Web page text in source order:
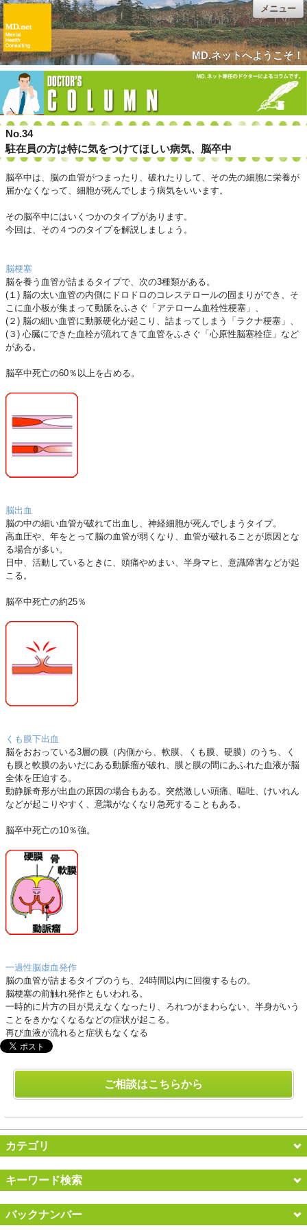
MD.ネットへようこそ！
メニュー
No.34
駐在員の方は特に気をつけてほしい病気、脳卒中
脳卒中は、脳の血管がつまったり、破れたりして、その先の細胞に栄養が
届かなくなって、細胞が死んでしまう病気をいいます。
その脳卒中にはいくつかのタイプがあります。
今回は、その４つのタイプを解説しましょう。
脳梗塞
脳を養う血管が詰まるタイプで、次の3種類がある。
(１) 脳の太い血管の内側にドロドロのコレステロールの固まりができ、そ
こに血小板が集まって動脈をふさぐ「アテローム血栓性梗塞」、
(２) 脳の細い血管に動脈硬化が起こり、詰まってしまう「ラクナ梗塞」、
(３) 心臓にできた血栓が流れてきて血管をふさぐ「心原性脳塞栓症」など
がある。
脳卒中死亡の60％以上を占める。
脳出血
脳の中の細い血管が破れて出血し、神経細胞が死んでしまうタイプ。
高血圧や、年をとって脳の血管が弱くなり、血管が破れることが原因とな
る場合が多い。
日中、活動しているときに、頭痛やめまい、半身マヒ、意識障害などが起
こる。
脳卒中死亡の約25％
くも膜下出血
脳をおおっている3層の膜（内側から、軟膜、くも膜、硬膜）のうち、く
も膜と軟膜のあいだにある動脈瘤が破れ、膜と膜の間にあふれた血液が脳
全体を圧迫する。
動静脈奇形が出血の原因の場合もある。突然激しい頭痛、嘔吐、けいれん
などが起こりやすく、意識がなくなり急死することもある。
脳卒中死亡の10％強。
一過性脳虚血発作
脳の血管が詰まるタイプのうち、24時間以内に回復するもの。
脳梗塞の前触れ発作ともいわれる。
一時的に片方の目が見えなくなったり、ろれつがまわらない、半身がいう
ことをきかなくなるなどの症状が起こる。
再び血液が流れると症状もなくなる
ご相談はこちらから
カテゴリ
キーワード検索
バックナンバー